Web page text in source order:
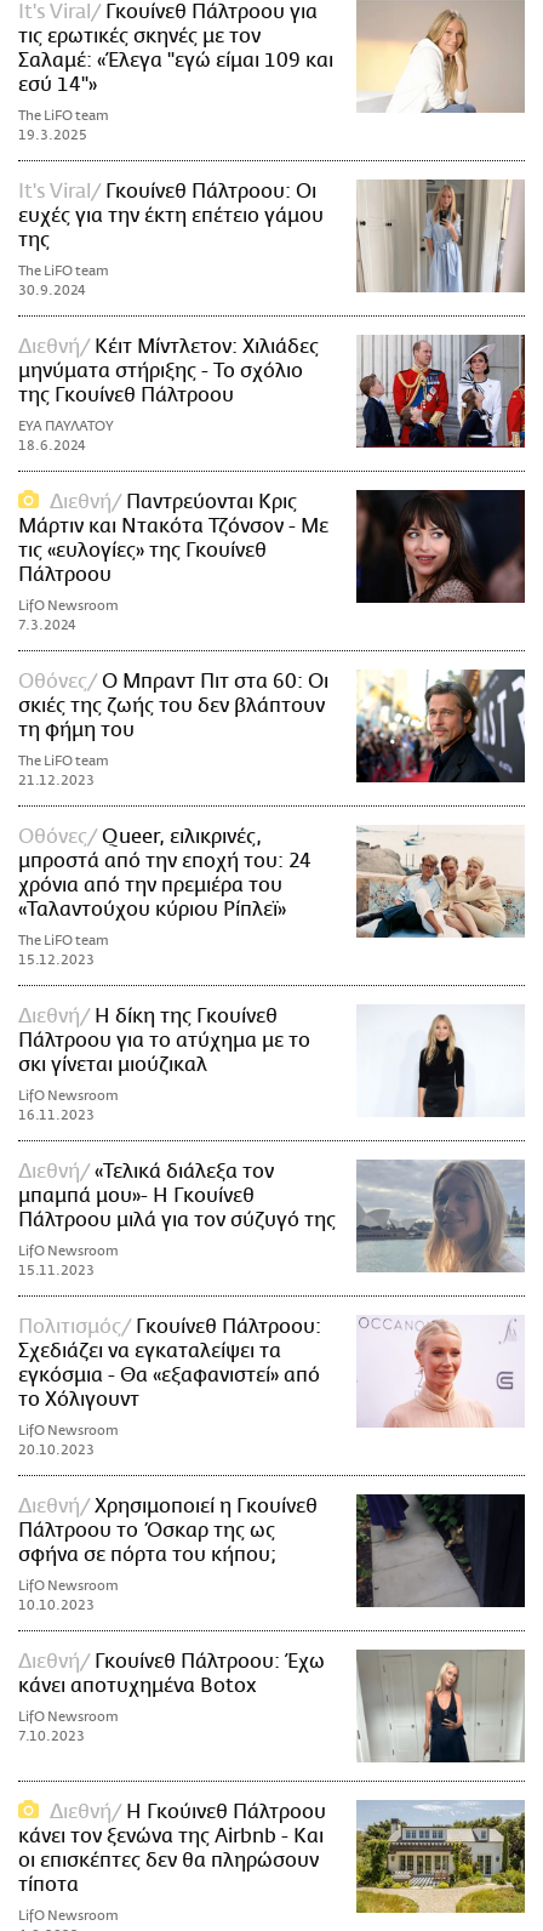
It's Viral
Γκουίνεθ Πάλτροου για
τις ερωτικές σκηνές με τον
Σαλαμέ: «Έλεγα "εγώ είμαι 109 και
εσύ 14"»
The LiFO team
19.3.2025
It's Viral
Γκουίνεθ Πάλτροου: Οι
ευχές για την έκτη επέτειο γάμου
της
The LiFO team
30.9.2024
Διεθνή
Κέιτ Μίντλετον: Χιλιάδες
μηνύματα στήριξης - Το σχόλιο
της Γκουίνεθ Πάλτροου
ΕΥΑ ΠΑΥΛΑΤΟΥ
18.6.2024
Διεθνή
Παντρεύονται Κρις
Μάρτιν και Ντακότα Τζόνσον - Με
τις «ευλογίες» της Γκουίνεθ
Πάλτροου
LifO Newsroom
7.3.2024
Οθόνες
Ο Μπραντ Πιτ στα 60: Οι
σκιές της ζωής του δεν βλάπτουν
τη φήμη του
The LiFO team
21.12.2023
Οθόνες
Queer, ειλικρινές,
μπροστά από την εποχή του: 24
χρόνια από την πρεμιέρα του
«Ταλαντούχου κύριου Ρίπλεϊ»
The LiFO team
15.12.2023
Διεθνή
H δίκη της Γκουίνεθ
Πάλτροου για το ατύχημα με το
σκι γίνεται μιούζικαλ
LifO Newsroom
16.11.2023
Διεθνή
«Τελικά διάλεξα τον
μπαμπά μου»- Η Γκουίνεθ
Πάλτροου μιλά για τον σύζυγό της
LifO Newsroom
15.11.2023
Πολιτισμός
Γκουίνεθ Πάλτροου:
Σχεδιάζει να εγκαταλείψει τα
εγκόσμια - Θα «εξαφανιστεί» από
το Χόλιγουντ
LifO Newsroom
20.10.2023
Διεθνή
Χρησιμοποιεί η Γκουίνεθ
Πάλτροου το Όσκαρ της ως
σφήνα σε πόρτα του κήπου;
LifO Newsroom
10.10.2023
Διεθνή
Γκουίνεθ Πάλτροου: Έχω
κάνει αποτυχημένα Botox
LifO Newsroom
7.10.2023
Διεθνή
Η Γκούινεθ Πάλτροου
κάνει τον ξενώνα της Airbnb - Και
οι επισκέπτες δεν θα πληρώσουν
τίποτα
LifO Newsroom